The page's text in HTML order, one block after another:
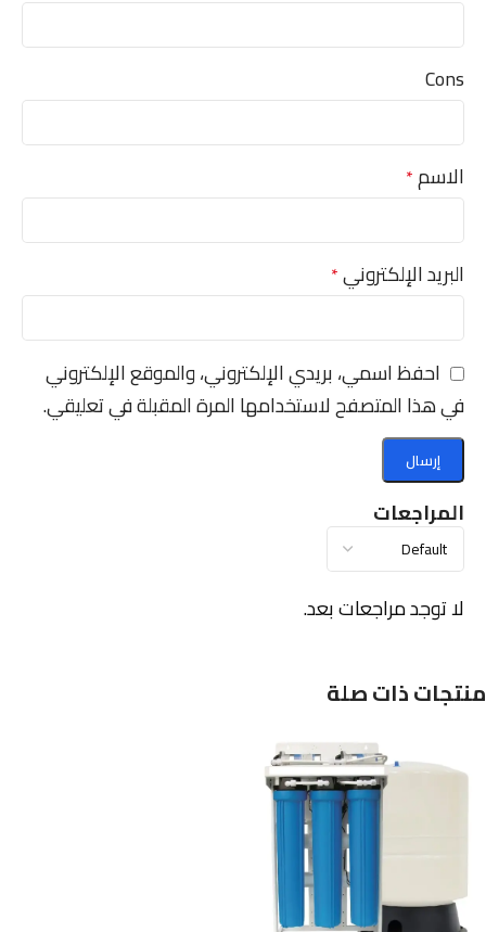
المراجعات
لا توجد مراجعات بعد.
Cons
الاسم*
البريد الإلكتروني*
احفظ اسمي، بريدي الإلكتروني، والموقع الإلكتروني
في هذا المتصفح لاستخدامها المرة المقبلة في تعليقي.
منتجات ذات صلة